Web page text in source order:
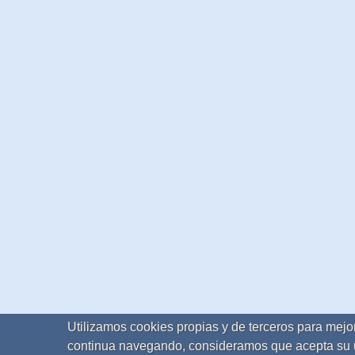
Utilizamos cookies propias y de terceros para
continua navegando, consideramos que acepta su